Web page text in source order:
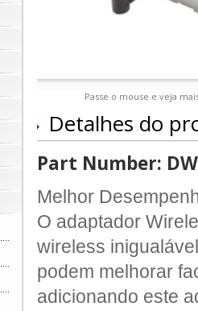
Passe o mouse e veja
Detalhes do
Part Number:
Melhor
O adaptador
wireless
podem melhorar
adicionando este